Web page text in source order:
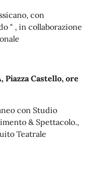
con
" , in collaborazione
Piazza Castello, ore
con Studio
& Spettacolo.,
Teatrale